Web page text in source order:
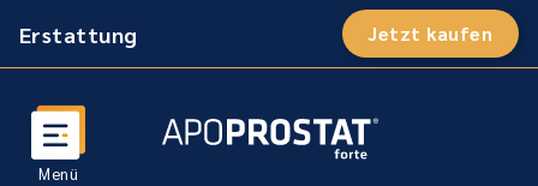
Erstattung Jetzt kaufen